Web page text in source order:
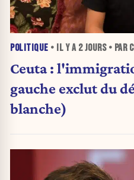
POLITIQUE • IL Y A 2 JOURS• PAR
Ceuta :
gauche exclut du
blanche)